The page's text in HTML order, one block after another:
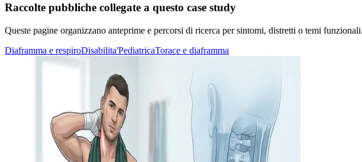
Raccolte pubbliche collegate a questo case study
Queste pagine organizzano anteprime e percorsi di ricerca per sintomi, distretti o temi
Diaframma e respiroDisabilita'PediatricaTorace e diaframma